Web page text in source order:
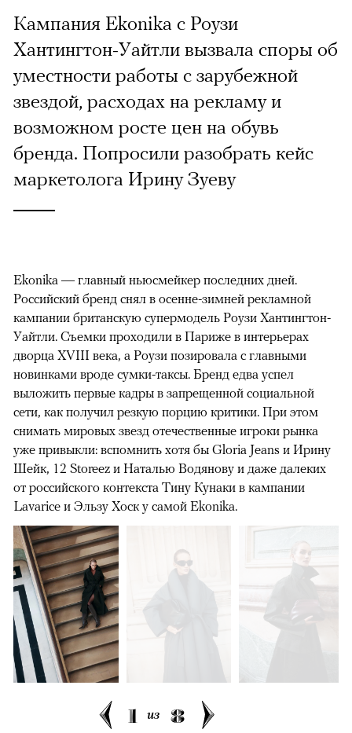
Кампания Ekonika с Роузи
Хантингтон-Уайтли вызвала споры об
уместности работы с зарубежной
звездой, расходах на рекламу и
возможном росте цен на обувь
бренда. Попросили разобрать кейс
маркетолога Ирину Зуеву
Ekonika — главный ньюсмейкер последних дней.
Российский бренд снял в осенне-зимней рекламной
кампании британскую супермодель Роузи Хантингтон-
Уайтли. Cъемки проходили в Париже в интерьерах
дворца XVIII века, а Роузи позировала с главными
новинками вроде сумки-таксы. Бренд едва успел
выложить первые кадры в запрещенной социальной
сети, как получил резкую порцию критики. При этом
снимать мировых звезд отечественные игроки рынка
уже привыкли: вспомнить хотя бы Gloria Jeans и Ирину
Шейк, 12 Storeez и Наталью Водянову и даже далеких
от российского контекста Тину Кунаки в кампании
Lavarice и Эльзу Хоск у самой Ekonika.
1 из 8